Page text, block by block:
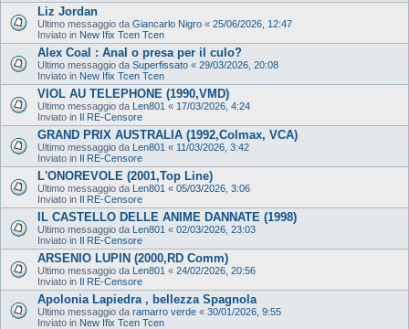
Liz Jordan
Ultimo messaggio da Giancarlo Nigro « 25/06/2026, 12:47
Inviato in New Ifix Tcen Tcen
Alex Coal : Anal o presa per il culo?
Ultimo messaggio da Superfissato « 29/03/2026, 20:08
Inviato in New Ifix Tcen Tcen
VIOL AU TELEPHONE (1990,VMD)
Ultimo messaggio da Len801 « 17/03/2026, 4:24
Inviato in Il RE-Censore
GRAND PRIX AUSTRALIA (1992,Colmax, VCA)
Ultimo messaggio da Len801 « 11/03/2026, 3:42
Inviato in Il RE-Censore
L'ONOREVOLE (2001,Top Line)
Ultimo messaggio da Len801 « 05/03/2026, 3:06
Inviato in Il RE-Censore
IL CASTELLO DELLE ANIME DANNATE (1998)
Ultimo messaggio da Len801 « 02/03/2026, 23:03
Inviato in Il RE-Censore
ARSENIO LUPIN (2000,RD Comm)
Ultimo messaggio da Len801 « 24/02/2026, 20:56
Inviato in Il RE-Censore
Apolonia Lapiedra , bellezza Spagnola
Ultimo messaggio da ramarro verde « 30/01/2026, 9:55
Inviato in New Ifix Tcen Tcen